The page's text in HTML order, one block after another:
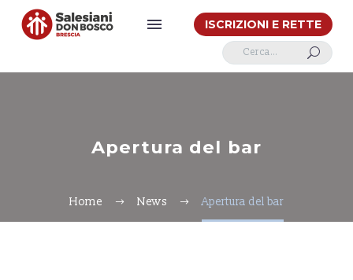
ISCRIZIONI E RETTE
U
Apertura del bar
Home News Apertura del bar